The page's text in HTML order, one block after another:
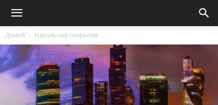
Домой Напольные покрытия